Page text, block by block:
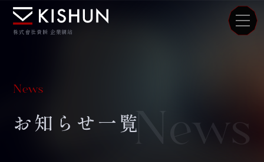
株式會社貴瞬 企業網站
News
お知らせ一覧News